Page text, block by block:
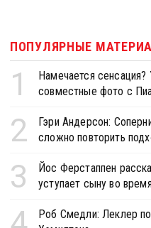
ПОПУЛЯРНЫЕ
1
Намечается
совместные фото с
2
Гэри Андерсон:
сложно повторить
3
Йос Ферстаппен
уступает сыну во
Роб Смедли: Леклер